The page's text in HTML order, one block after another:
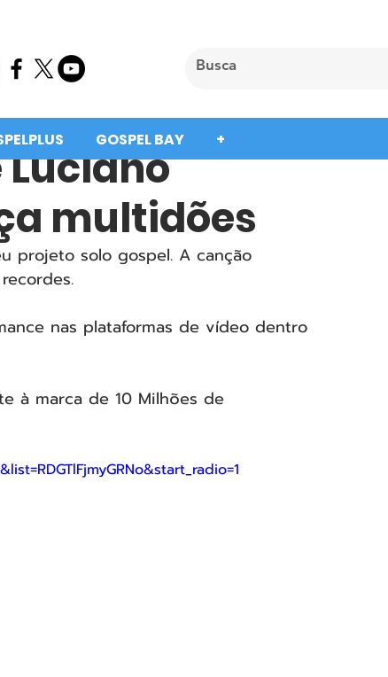
GOSPEL BAY +
Luciano
multidões
projeto solo gospel. A canção
nas plataformas de vídeo dentro
à marca de 10 Milhões de